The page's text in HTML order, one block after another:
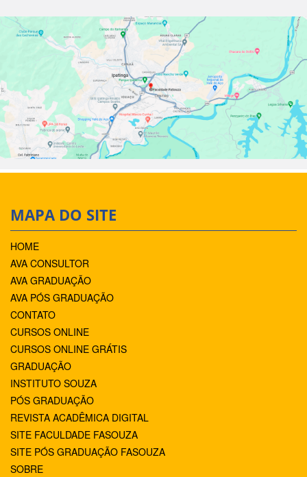
MAPA DO SITE
HOME
AVA CONSULTOR
AVA GRADUAÇÃO
AVA PÓS GRADUAÇÃO
CONTATO
CURSOS ONLINE
CURSOS ONLINE GRÁTIS
GRADUAÇÃO
INSTITUTO SOUZA
PÓS GRADUAÇÃO
REVISTA ACADÊMICA DIGITAL
SITE FACULDADE FASOUZA
SITE PÓS GRADUAÇÃO FASOUZA
SOBRE